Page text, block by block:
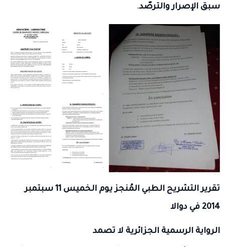
سبق الإصرار والترصّد.
تقرير التشريح الطبي المُنجز يوم الخميس 11 سبتمبر
2014 في دوالا
الرواية الرسمية الجزائرية لا تصمد